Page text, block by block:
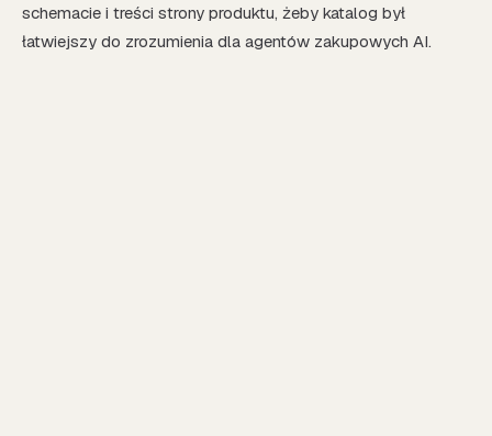
schemacie i treści strony produktu, żeby katalog był
łatwiejszy do zrozumienia dla agentów zakupowych AI.